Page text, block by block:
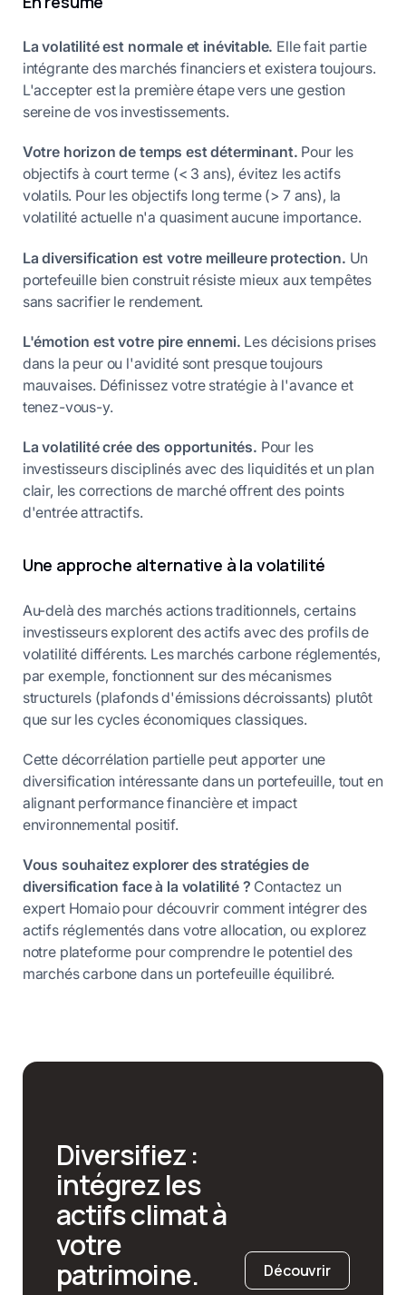
La volatilité est normale et inévitable. Elle fait partie
intégrante des marchés financiers et existera toujours.
L'accepter est la première étape vers une gestion
sereine de vos investissements.
Votre horizon de temps est déterminant. Pour les
objectifs à court terme (< 3 ans), évitez les actifs
volatils. Pour les objectifs long terme (> 7 ans), la
volatilité actuelle n'a quasiment aucune importance.
La diversification est votre meilleure protection. Un
portefeuille bien construit résiste mieux aux tempêtes
sans sacrifier le rendement.
L'émotion est votre pire ennemi. Les décisions prises
dans la peur ou l'avidité sont presque toujours
mauvaises. Définissez votre stratégie à l'avance et
tenez-vous-y.
La volatilité crée des opportunités. Pour les
investisseurs disciplinés avec des liquidités et un plan
clair, les corrections de marché offrent des points
d'entrée attractifs.
Une approche alternative à la volatilité
Au-delà des marchés actions traditionnels, certains
investisseurs explorent des actifs avec des profils de
volatilité différents. Les marchés carbone réglementés,
par exemple, fonctionnent sur des mécanismes
structurels (plafonds d'émissions décroissants) plutôt
que sur les cycles économiques classiques.
Cette décorrélation partielle peut apporter une
diversification intéressante dans un portefeuille, tout en
alignant performance financière et impact
environnemental positif.
Vous souhaitez explorer des stratégies de
diversification face à la volatilité ? Contactez un
expert Homaio pour découvrir comment intégrer des
actifs réglementés dans votre allocation, ou explorez
notre plateforme pour comprendre le potentiel des
marchés carbone dans un portefeuille équilibré.
Diversifiez :
intégrez les
actifs climat à
votre
patrimoine.
Découvrir